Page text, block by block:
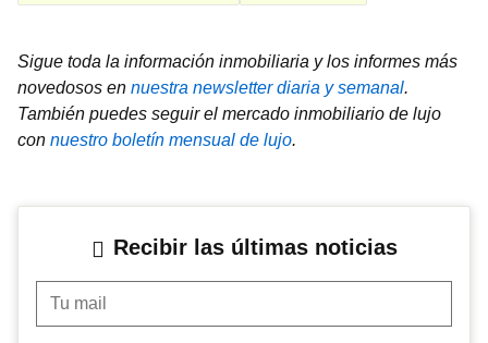
Sigue toda la información inmobiliaria y los informes más
novedosos en nuestra newsletter diaria y semanal.
También puedes seguir el mercado inmobiliario de lujo
con nuestro boletín mensual de lujo.
Recibir las últimas noticias
Tu mail